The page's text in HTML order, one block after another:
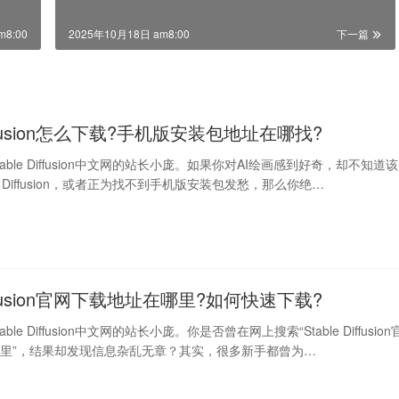
下一篇
2025年10月18日 am8:00
怎么下载?手机版安装包地址在哪找?
Diffusion中文网的站长小庞。如果你对AI绘画感到好奇，却不知道该
，或者正为找不到手机版安装包发愁，那么你绝…
官网下载地址在哪里?如何快速下载?
Diffusion中文网的站长小庞。你是否曾在网上搜索“Stable Diffusion
”，结果却发现信息杂乱无章？其实，很多新手都曾为…